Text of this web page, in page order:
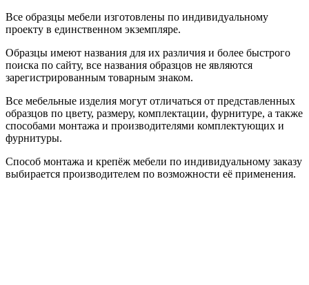
Все образцы мебели изготовлены по индивидуальному
проекту в единственном экземпляре.
Образцы имеют названия для их различия и более быстрого
поиска по сайту, все названия образцов не являются
зарегистрированным товарным знаком.
Все мебельные изделия могут отличаться от представленных
образцов по цвету, размеру, комплектации, фурнитуре, а также
способами монтажа и производителями комплектующих и
фурнитуры.
Способ монтажа и крепёж мебели по индивидуальному заказу
выбирается производителем по возможности её применения.